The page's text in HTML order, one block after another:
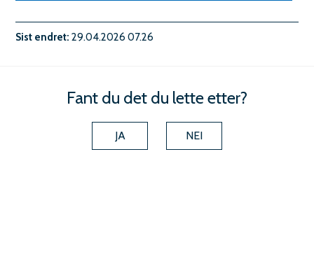
n
g
r
e
Sist endret 29.04.2026 07.26
Fant du det du lette etter?
JA NEI